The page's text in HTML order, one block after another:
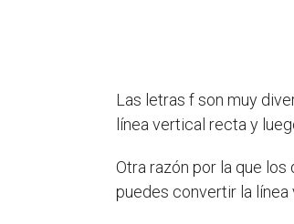
Las letras f son muy
línea vertical recta y
Otra razón por la que
puedes convertir la línea